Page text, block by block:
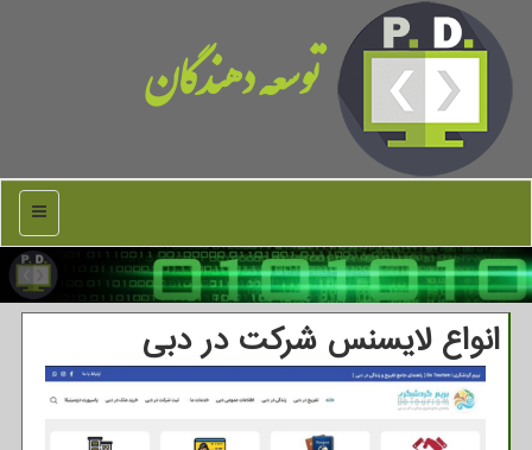
توسعه دهندگان
منو
انواع لایسنس شرکت در دبی